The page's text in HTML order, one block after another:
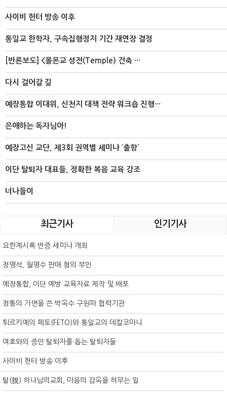
사이비 헌터 방송 이후
통일교 한학자, 구속집행정지 기간 재연장 결정
[반론보도] <몰몬교 성전(Temple) 건축 ···
다시 걸어갈 길
예장통합 이대위, 신천지 대책 전략 워크숍 진행···
은애하는 독자님아!
예장고신 교단, 제3회 권역별 세미나 ‘출항’
이단 탈퇴자 대표들, 정확한 복음 교육 강조
너나들이
최근기사 인기기사
요한계시록 반증 세미나 개최
정명석, 월명수 판매 혐의 부인
예장통합, 이단 예방 교육자료 제작 및 배포
정통의 가면을 쓴 박옥수 구원파 협력기관
튀르키예의 페토(FETO)와 통일교의 데칼코마니
여호와의 증인 탈퇴자를 돕는 탈퇴자들
사이비 헌터 방송 이후
탈(脫) 하나님의교회, 마음의 감옥을 허무는 일